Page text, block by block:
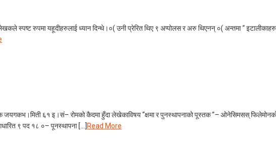
रुपमा यहूदीहरुलाई ध्यान दिन्थे।०( उनी प्रेरित थिए ९ अप्पोलस र अरु थिएनन् ०( अन्तमा “
६१ इ।सं– रोमको कैदमा हुँदा लेखेकाविषय “क्षमा र पुनस्थापनाको पूस्तक ”– ओनेसिमसस् फिलेमोनको
९ पद १८ ०– पूनस्थापना […] Read More